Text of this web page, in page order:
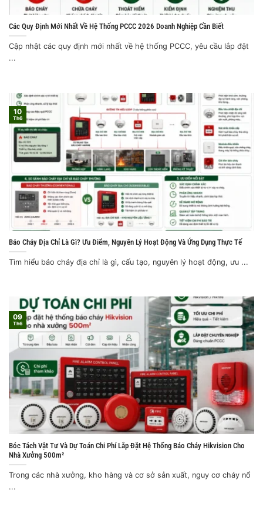
Các Quy Định Mới Nhất Về Hệ Thống PCCC 2026 Doanh Nghiệp Cần Biết
Cập nhật các quy định mới nhất về hệ thống PCCC, yêu cầu lắp đặt
...
Báo Cháy Địa Chỉ Là Gì? Ưu Điểm, Nguyên Lý Hoạt Động Và Ứng Dụng Thực Tế
Tìm hiểu báo cháy địa chỉ là gì, cấu tạo, nguyên lý hoạt động, ưu ...
10
Th6
Bóc Tách Vật Tư Và Dự Toán Chi Phí Lắp Đặt Hệ Thống Báo Cháy Hikvision Cho
Nhà Xưởng 500m²
Trong các nhà xưởng, kho hàng và cơ sở sản xuất, nguy cơ cháy nổ
...
09
Th6